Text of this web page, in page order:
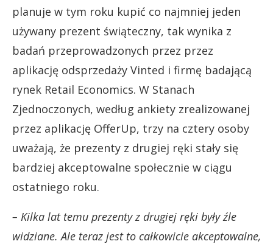
planuje w tym roku kupić co najmniej jeden
używany prezent świąteczny, tak wynika z
badań przeprowadzonych przez przez
aplikację odsprzedaży Vinted i firmę badającą
rynek Retail Economics. W Stanach
Zjednoczonych, według ankiety zrealizowanej
przez aplikację OfferUp, trzy na cztery osoby
uważają, że prezenty z drugiej ręki stały się
bardziej akceptowalne społecznie w ciągu
ostatniego roku.
– Kilka lat temu prezenty z drugiej ręki były źle
widziane. Ale teraz jest to całkowicie akceptowalne,